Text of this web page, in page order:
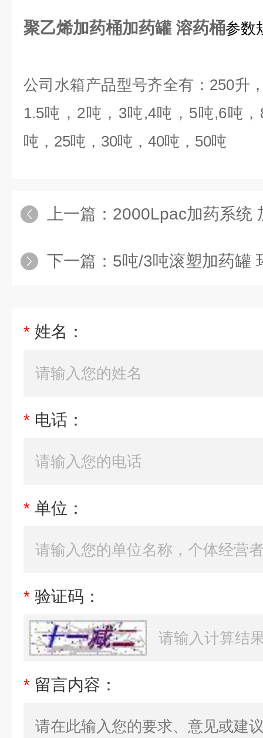
聚乙烯加药桶加药罐 溶药桶参数
公司水箱产品型号齐全有： 250升
1.5吨， 2吨， 3吨,4吨， 5吨,6吨，
吨， 25吨， 30吨， 40吨， 50吨
上一篇： 2000Lpac加药系统
下一篇： 5吨/3吨滚塑加药罐
* 姓名：
* 电话：
* 单位：
* 验证码：
* 留言内容：